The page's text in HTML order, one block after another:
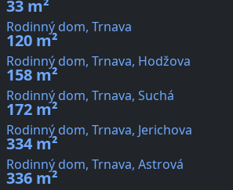
33 m²
Rodinný dom, Trnava
120 m²
Rodinný dom, Trnava, Hodžova
158 m²
Rodinný dom, Trnava, Suchá
172 m²
Rodinný dom, Trnava, Jerichova
334 m²
Rodinný dom, Trnava, Astrová
336 m²